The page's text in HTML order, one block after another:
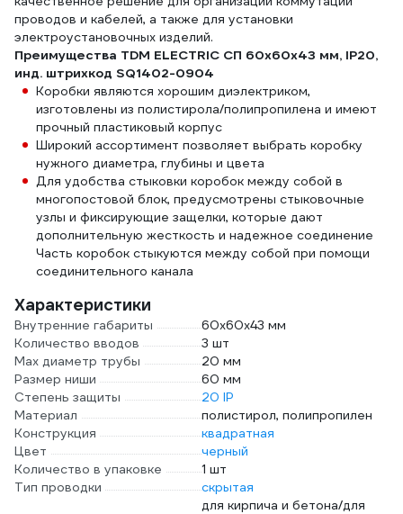
проводов и кабелей, а также для установки
электроустановочных изделий.
Преимущества TDM ELECTRIC СП 60x60x43 мм, IP20,
инд. штрихкод SQ1402-0904
Коробки являются хорошим диэлектриком,
изготовлены из полистирола/полипропилена и имеют
прочный пластиковый корпус
Широкий ассортимент позволяет выбрать коробку
нужного диаметра, глубины и цвета
Для удобства стыковки коробок между собой в
многопостовой блок, предусмотрены стыковочные
узлы и фиксирующие защелки, которые дают
дополнительную жесткость и надежное соединение
Часть коробок стыкуются между собой при помощи
соединительного канала
Характеристики
Внутренние габариты
60х60х43 мм
Количество вводов
3 шт
Max диаметр трубы
20 мм
Размер ниши
60 мм
Степень защиты
20 IP
Материал
полистирол, полипропилен
Конструкция
квадратная
Цвет
черный
Количество в упаковке
1 шт
Тип проводки
скрытая
для кирпича и бетона/для